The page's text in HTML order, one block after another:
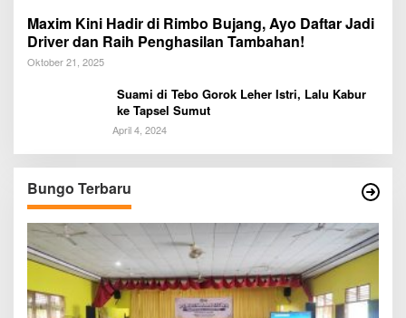
Maxim Kini Hadir di Rimbo Bujang, Ayo Daftar Jadi
Driver dan Raih Penghasilan Tambahan!
Oktober 21, 2025
Suami di Tebo Gorok Leher Istri, Lalu Kabur
ke Tapsel Sumut
April 4, 2024
Bungo Terbaru